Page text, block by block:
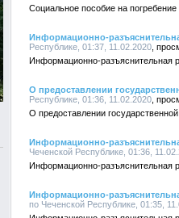
Социальное пособие на погребение
Информационно-
Республике, 01:37, 11.02.2020
Информационно-разъяснительная
О предоставлении
Республике, 01:36, 11.02.2020
О предоставлении государственной
Информационно-
Чеченской Республике, 01:36,
Информационно-разъяснительная
Информационно-
по Чеченской Республике, 01:35,